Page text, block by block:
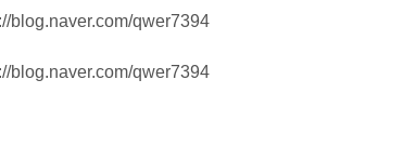
blog.naver.com/qwer7394
blog.naver.com/qwer7394